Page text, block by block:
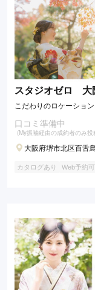
スタジオゼロ 大
こだわりのロケーショ
口コミ準備中
(My振袖経由の成約者のみ
大阪府堺市北区百舌
カタログあり Web予約